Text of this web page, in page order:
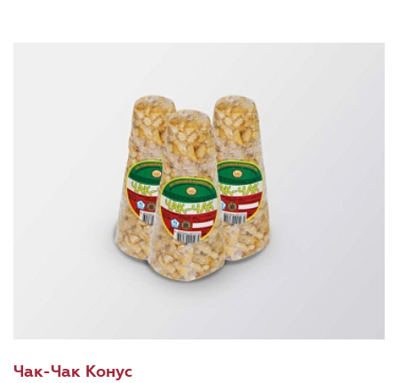
Чак-Чак Конус